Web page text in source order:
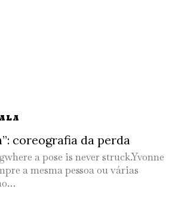
coreografia da perda
a pose is never struck.Yvonne
a mesma pessoa ou várias